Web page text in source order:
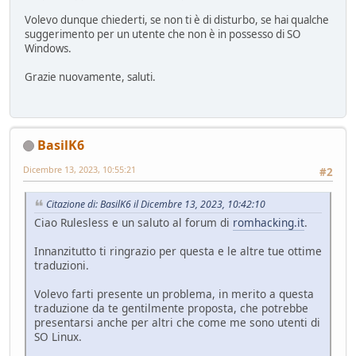
Volevo dunque chiederti, se non ti è di disturbo, se hai qualche
suggerimento per un utente che non è in possesso di SO
Windows.
Grazie nuovamente, saluti.
BasilK6
#2
Dicembre 13, 2023, 10:55:21
Citazione di: BasilK6 il Dicembre 13, 2023, 10:42:10
Ciao Rulesless e un saluto al forum di romhacking.it.
Innanzitutto ti ringrazio per questa e le altre tue ottime
traduzioni.
Volevo farti presente un problema, in merito a questa
traduzione da te gentilmente proposta, che potrebbe
presentarsi anche per altri che come me sono utenti di
SO Linux.